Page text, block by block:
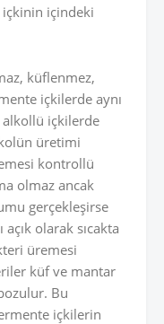
içkinin içindeki
küflenmez,
içkilerde aynı
içkilerde
üretimi
kontrollü
olmaz ancak
gerçekleşirse
olarak sıcakta
üremesi
küf ve mantar
Bu
içkilerin